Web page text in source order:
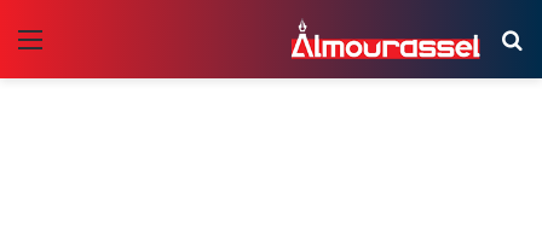
بحث
عن